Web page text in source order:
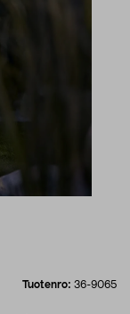
Tuotenro: 36-9065